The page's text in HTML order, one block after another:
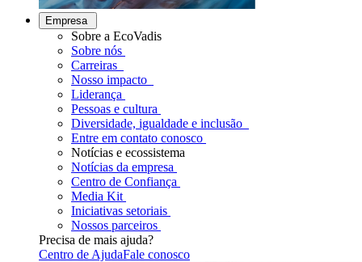
Empresa
Sobre a EcoVadis
Sobre nós
Carreiras
Nosso impacto
Liderança
Pessoas e cultura
Diversidade, igualdade e inclusão
Entre em contato conosco
Notícias e ecossistema
Notícias da empresa
Centro de Confiança
Media Kit
Iniciativas setoriais
Nossos parceiros
Precisa de mais ajuda?
Centro de AjudaFale conosco